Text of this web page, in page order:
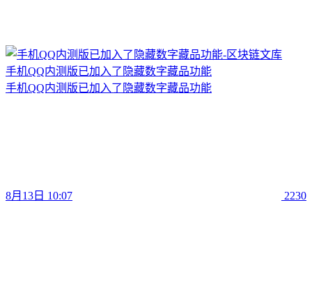
手机QQ内测版已加入了隐藏数字藏品功能
手机QQ内测版已加入了隐藏数字藏品功能
8月13日 10:07 2230